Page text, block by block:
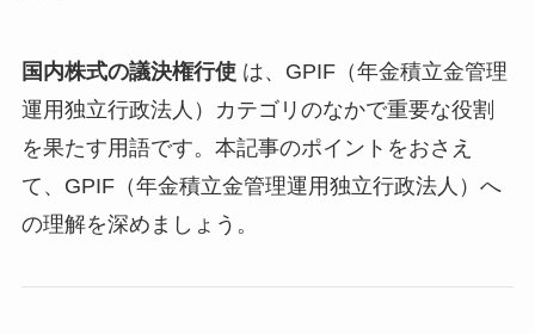
国内株式の議決権行使は、GPIF（年金積立金管理
運用独立行政法人）カテゴリのなかで重要な役割
を果たす用語です。本記事のポイントをおさえ
て、GPIF（年金積立金管理運用独立行政法人）へ
の理解を深めましょう。